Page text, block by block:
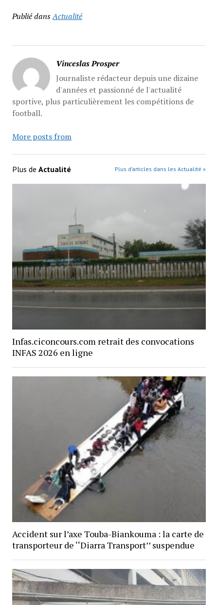
Publié dansActualité
Vinceslas Prosper
Journaliste rédacteur depuis une dizaine
d'années et passionné de l'actualité
sportive, plus particulièrement les compétitions de
football.
More posts from
Plus de Actualité Plus d’articles dans les Actualité »
Infas.ciconcours.com retrait des convocations
INFAS 2026 en ligne
Accident sur l’axe Touba-Biankouma : la carte de
transporteur de ‘‘Diarra Transport’’ suspendue